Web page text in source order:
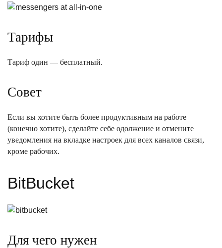
Тарифы
Тариф один — бесплатный.
Совет
Если вы хотите быть более продуктивным на работе
(конечно хотите), сделайте себе одолжение и отмените
уведомления на вкладке настроек для всех каналов связи,
кроме рабочих.
BitBucket
Для чего нужен